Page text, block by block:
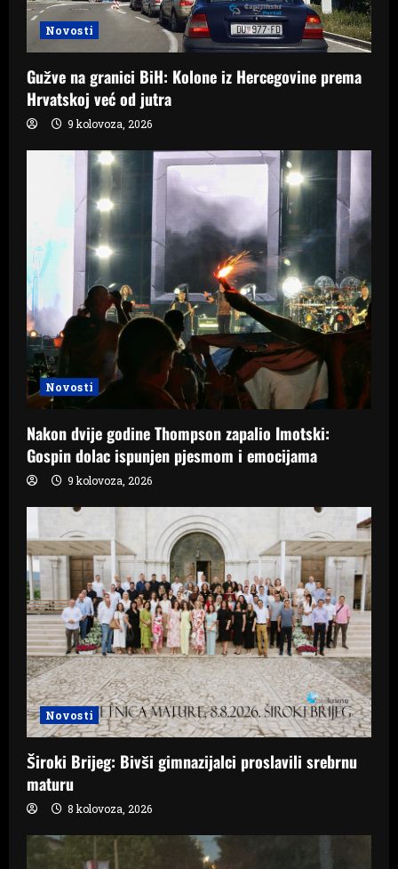
Novosti
Gužve na granici BiH: Kolone iz Hercegovine prema
Hrvatskoj već od jutra
9 kolovoza, 2026
Novosti
Nakon dvije godine Thompson zapalio Imotski:
Gospin dolac ispunjen pjesmom i emocijama
9 kolovoza, 2026
Novosti
Široki Brijeg: Bivši gimnazijalci proslavili srebrnu
maturu
8 kolovoza, 2026